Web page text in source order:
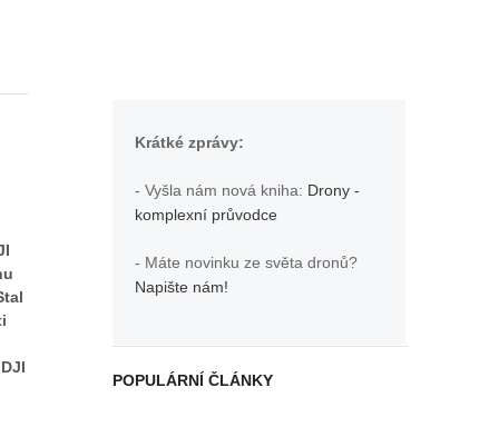
Krátké zprávy:
- Vyšla nám nová kniha: Drony -
komplexní průvodce
- Máte novinku ze světa dronů?
Napište nám!
POPULÁRNÍ ČLÁNKY